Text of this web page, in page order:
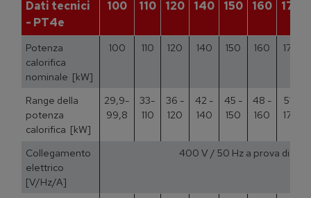
Dati tecnici
- PT4e
100 110 120 140 150 160 170
Potenza
calorifica
nominale [kW]
100 110 120 140 150 160 170
Range della
potenza
calorifica [kW]
29,9-
99,8
33-
110
36 -
120
42 -
140
45 -
150
48 -
160
51 -
170
Collegamento
elettrico
[V/Hz/A]
400 V / 50 Hz a prova di